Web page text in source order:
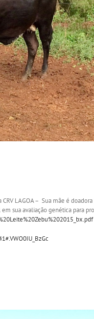
LAGOA – Sua mãe é
sua avaliação genética para